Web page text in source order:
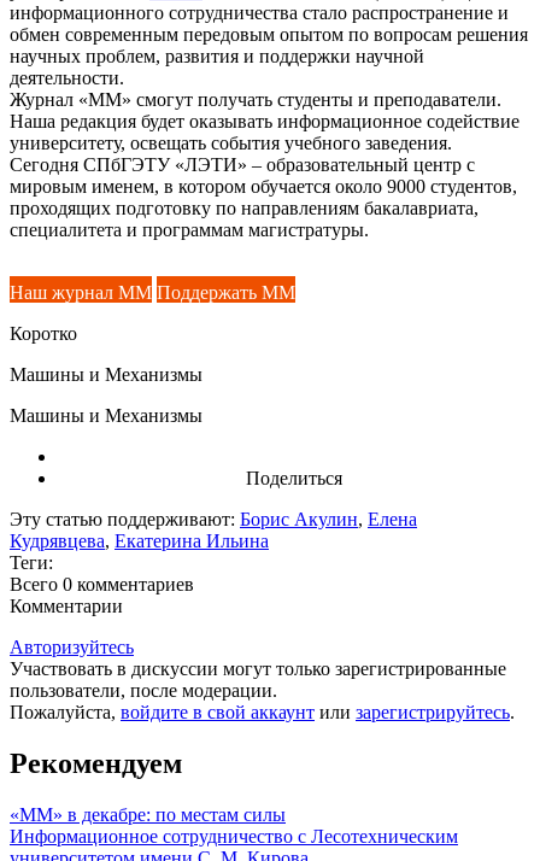
информационного сотрудничества стало распространение и
обмен современным передовым опытом по вопросам решения
научных проблем, развития и поддержки научной
деятельности.
Журнал «ММ» смогут получать студенты и преподаватели.
Наша редакция будет оказывать информационное содействие
университету, освещать события учебного заведения.
Сегодня СПбГЭТУ «ЛЭТИ» – образовательный центр с
мировым именем, в котором обучается около 9000 студентов,
проходящих подготовку по направлениям бакалавриата,
специалитета и программам магистратуры.
Наш журнал ММ Поддержать ММ
Коротко
Машины и Механизмы
Машины и Механизмы
Поделиться
Эту статью поддерживают: Борис Акулин, Елена
Кудрявцева, Екатерина Ильина
Теги:
Всего 0 комментариев
Комментарии
Авторизуйтесь
Участвовать в дискуссии могут только зарегистрированные
пользователи, после модерации.
Пожалуйста, войдите в свой аккаунт или зарегистрируйтесь.
Рекомендуем
«ММ» в декабре: по местам силы
Информационное сотрудничество с Лесотехническим